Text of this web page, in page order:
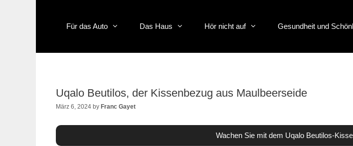
Für das Auto Das Haus Hör nicht auf Gesundheit und
Uqalo Beutilos, der Kissenbezug aus Maulbeerseide
März 6, 2024 by Franc Gayet
Wachen Sie mit dem Uqalo Beutilos-